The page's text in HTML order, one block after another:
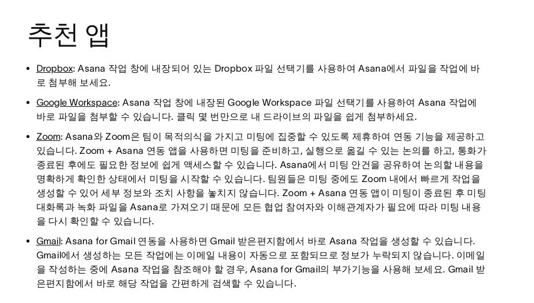
추천 앱
Dropbox: Asana 작업 창에 내장되어 있는 Dropbox 파일 선택기를 사용하여 Asana에서 파일을 작업에 바
로 첨부해 보세요.
Google Workspace: Asana 작업 창에 내장된 Google Workspace 파일 선택기를 사용하여 Asana 작업에
바로 파일을 첨부할 수 있습니다. 클릭 몇 번만으로 내 드라이브의 파일을 쉽게 첨부하세요.
Zoom: Asana와 Zoom은 팀이 목적의식을 가지고 미팅에 집중할 수 있도록 제휴하여 연동 기능을 제공하고
있습니다. Zoom + Asana 연동 앱을 사용하면 미팅을 준비하고, 실행으로 옮길 수 있는 논의를 하고, 통화가
종료된 후에도 필요한 정보에 쉽게 액세스할 수 있습니다. Asana에서 미팅 안건을 공유하여 논의할 내용을
명확하게 확인한 상태에서 미팅을 시작할 수 있습니다. 팀원들은 미팅 중에도 Zoom 내에서 빠르게 작업을
생성할 수 있어 세부 정보와 조치 사항을 놓치지 않습니다. Zoom + Asana 연동 앱이 미팅이 종료된 후 미팅
대화록과 녹화 파일을 Asana로 가져오기 때문에 모든 협업 참여자와 이해관계자가 필요에 따라 미팅 내용
을 다시 확인할 수 있습니다.
Gmail: Asana for Gmail 연동을 사용하면 Gmail 받은편지함에서 바로 Asana 작업을 생성할 수 있습니다.
Gmail에서 생성하는 모든 작업에는 이메일 내용이 자동으로 포함되므로 정보가 누락되지 않습니다. 이메일
을 작성하는 중에 Asana 작업을 참조해야 할 경우, Asana for Gmail의 부가기능을 사용해 보세요. Gmail 받
은편지함에서 바로 해당 작업을 간편하게 검색할 수 있습니다.